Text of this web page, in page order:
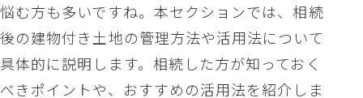
悩む方も多いですね。本セクションでは、相続
後の建物付き土地の管理方法や活用法について
具体的に説明します。相続した方が知っておく
べきポイントや、おすすめの活用法を紹介しま